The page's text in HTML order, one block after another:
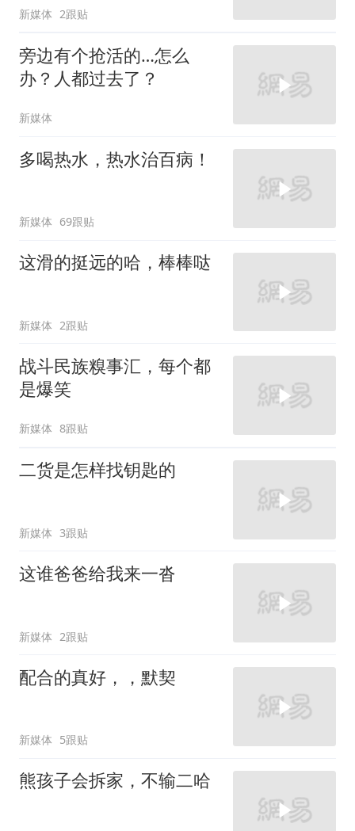
新媒体 2跟贴
旁边有个抢活的…怎么
办？人都过去了？
新媒体
多喝热水，热水治百病！
新媒体 69跟贴
这滑的挺远的哈，棒棒哒
新媒体 2跟贴
战斗民族糗事汇，每个都
是爆笑
新媒体 8跟贴
二货是怎样找钥匙的
新媒体 3跟贴
这谁爸爸给我来一沓
新媒体 2跟贴
配合的真好，，默契
新媒体 5跟贴
熊孩子会拆家，不输二哈